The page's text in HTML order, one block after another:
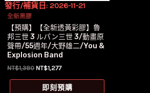
發行/補貨日: 2026-11-21
全新黑膠
【預購】【全新透黃彩膠】魯
邦三世 3 ルパン三世 3/動畫原
聲帶/55週年/大野雄二/You &
Explosion Band
NT$1,380 原
NT$1,277目
價
即刻預購